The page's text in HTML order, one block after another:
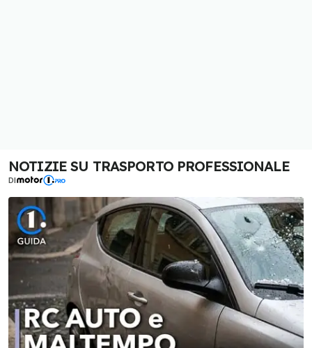
NOTIZIE SU TRASPORTO PROFESSIONALE
DI